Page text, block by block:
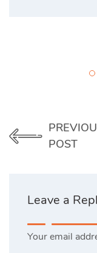
POST
Leave a
Your email